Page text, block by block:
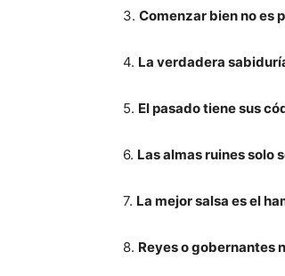
3. Comenzar bien no es
4. La verdadera
5. El pasado tiene sus
6. Las almas ruines solo
7. La mejor salsa es el
8. Reyes o gobernantes